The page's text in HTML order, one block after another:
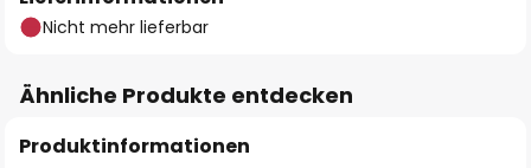
Nicht mehr lieferbar
Ähnliche Produkte entdecken
Produktinformationen